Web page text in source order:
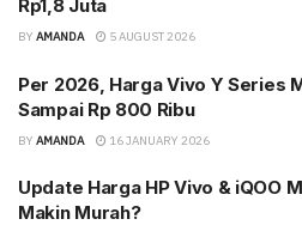
Rp1,8 Juta
BY AMANDA 5 AUGUST 2026
Per 2026, Harga Vivo Y Series
Sampai Rp 800 Ribu
BY AMANDA 16 JANUARY 2026
Update Harga HP Vivo & iQOO
Makin Murah?